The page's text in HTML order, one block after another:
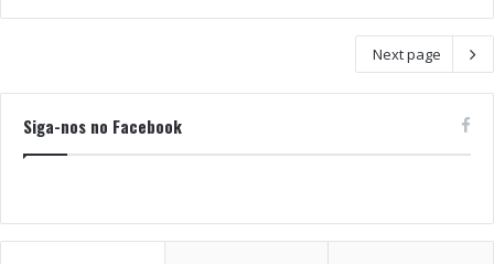
Next page
Siga-nos no Facebook